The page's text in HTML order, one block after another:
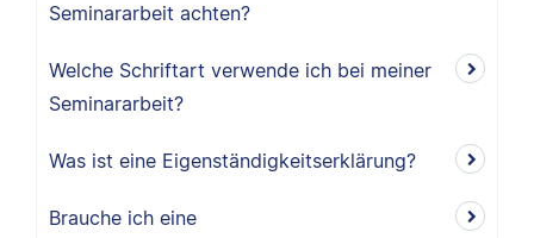
Seminararbeit achten?
Welche Schriftart verwende ich bei meiner
Seminararbeit?
Was ist eine Eigenständigkeitserklärung?
Brauche ich eine